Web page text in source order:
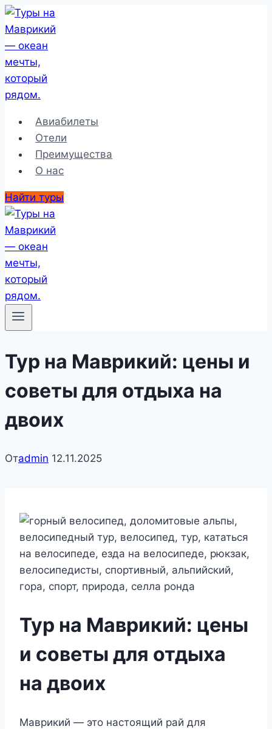
Перейти
к
содержимому
Авиабилеты
Отели
Преимущества
О нас
Найти туры
Тур на Маврикий: цены и
советы для отдыха на
двоих
Отadmin 12.11.2025
Тур на Маврикий: цены
и советы для отдыха
на двоих
Маврикий — это настоящий рай для